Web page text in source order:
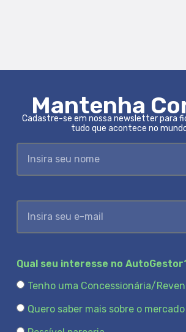
Mantenha
Cadastre-se em nossa newsletter para
tudo que acontece no
Qual seu interesse no
Tenho uma Concessionária/
Quero saber mais sobre o